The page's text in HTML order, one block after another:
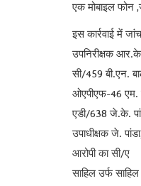
एक मोबाइल फोन
इस कार्रवाई में
उपनिरीक्षक
सी/459 बी.एन.
ओएपीएफ-46 एम.
एडी/638 जे.के.
उपाधीक्षक जे.
आरोपी का सी/ए
साहिल उर्फ